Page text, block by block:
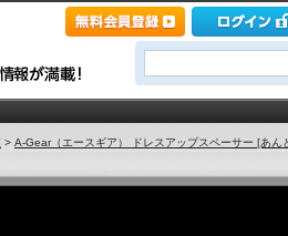
> A-Gear（エースギア） ドレスアップスペーサー [あん